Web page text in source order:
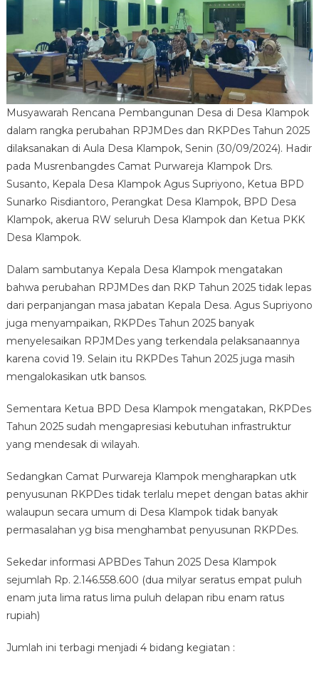
Musyawarah Rencana Pembangunan Desa di Desa Klampok
dalam rangka perubahan RPJMDes dan RKPDes Tahun 2025
dilaksanakan di Aula Desa Klampok, Senin (30/09/2024). Hadir
pada Musrenbangdes Camat Purwareja Klampok Drs.
Susanto, Kepala Desa Klampok Agus Supriyono, Ketua BPD
Sunarko Risdiantoro, Perangkat Desa Klampok, BPD Desa
Klampok, akerua RW seluruh Desa Klampok dan Ketua PKK
Desa Klampok.
Dalam sambutanya Kepala Desa Klampok mengatakan
bahwa perubahan RPJMDes dan RKP Tahun 2025 tidak lepas
dari perpanjangan masa jabatan Kepala Desa. Agus Supriyono
juga menyampaikan, RKPDes Tahun 2025 banyak
menyelesaikan RPJMDes yang terkendala pelaksanaannya
karena covid 19. Selain itu RKPDes Tahun 2025 juga masih
mengalokasikan utk bansos.
Sementara Ketua BPD Desa Klampok mengatakan, RKPDes
Tahun 2025 sudah mengapresiasi kebutuhan infrastruktur
yang mendesak di wilayah.
Sedangkan Camat Purwareja Klampok mengharapkan utk
penyusunan RKPDes tidak terlalu mepet dengan batas akhir
walaupun secara umum di Desa Klampok tidak banyak
permasalahan yg bisa menghambat penyusunan RKPDes.
Sekedar informasi APBDes Tahun 2025 Desa Klampok
sejumlah Rp. 2.146.558.600 (dua milyar seratus empat puluh
enam juta lima ratus lima puluh delapan ribu enam ratus
rupiah)
Jumlah ini terbagi menjadi 4 bidang kegiatan :